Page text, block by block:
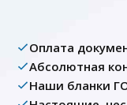
Оплата
Абсолютная
Наши бланки